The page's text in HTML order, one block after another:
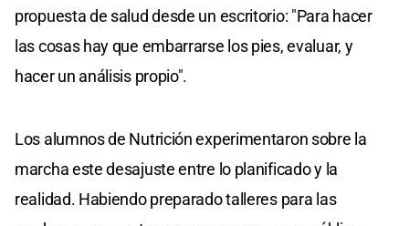
propuesta de salud desde un escritorio: "Para hacer
las cosas hay que embarrarse los pies, evaluar, y
hacer un análisis propio".
Los alumnos de Nutrición experimentaron sobre la
marcha este desajuste entre lo planificado y la
realidad. Habiendo preparado talleres para las